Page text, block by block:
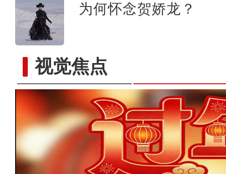
为何怀念贺娇龙？
视觉焦点
东西和鸣 古今交响 歌曲《举步千